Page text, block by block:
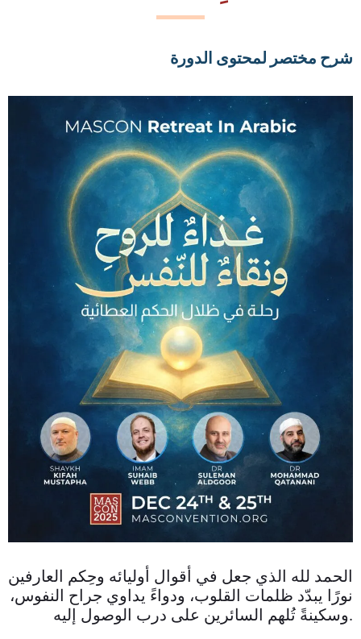
شرح مختصر لمحتوى الدورة
الحمد لله الذي جعل في أقوال أوليائه وحِكم العارفين
نورًا يبدّد ظلمات القلوب، ودواءً يداوي جراح النفوس،
وسكينةً تُلهم السائرين على درب الوصول إليه.